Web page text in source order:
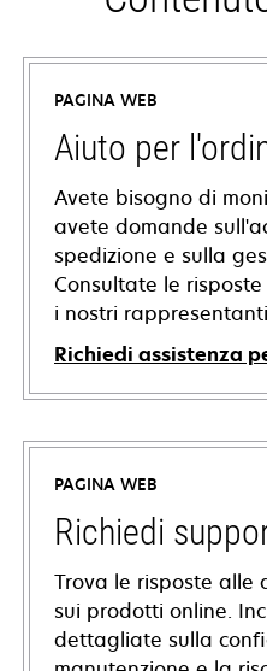
PAGINA WEB
Aiuto per
Avete bisogno di
avete domande
spedizione e sulla
Consultate le
i nostri
Richiedi assistenza
PAGINA WEB
Richiedi
Trova le risposte alle
sui prodotti online.
dettagliate sulla